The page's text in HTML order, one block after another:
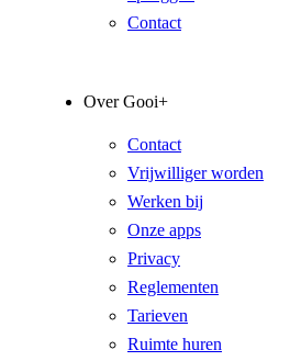
Contact
Over Gooi+
Contact
Vrijwilliger worden
Werken bij
Onze apps
Privacy
Reglementen
Tarieven
Ruimte huren